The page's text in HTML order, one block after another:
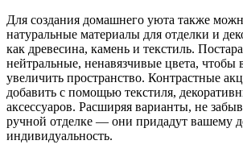
Для создания домашнего уюта также
натуральные материалы для отделки и
как древесина, камень и текстиль.
нейтральные, ненавязчивые цвета, чтобы
увеличить пространство. Контрастные
добавить с помощью текстиля,
аксессуаров. Расширяя варианты, не
ручной отделке — они придадут вашему
индивидуальность.